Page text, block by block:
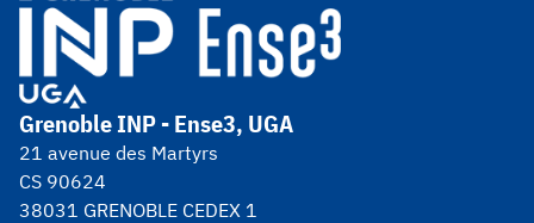
Grenoble INP - Ense3, UGA
21 avenue des Martyrs
CS 90624
38031 GRENOBLE CEDEX 1